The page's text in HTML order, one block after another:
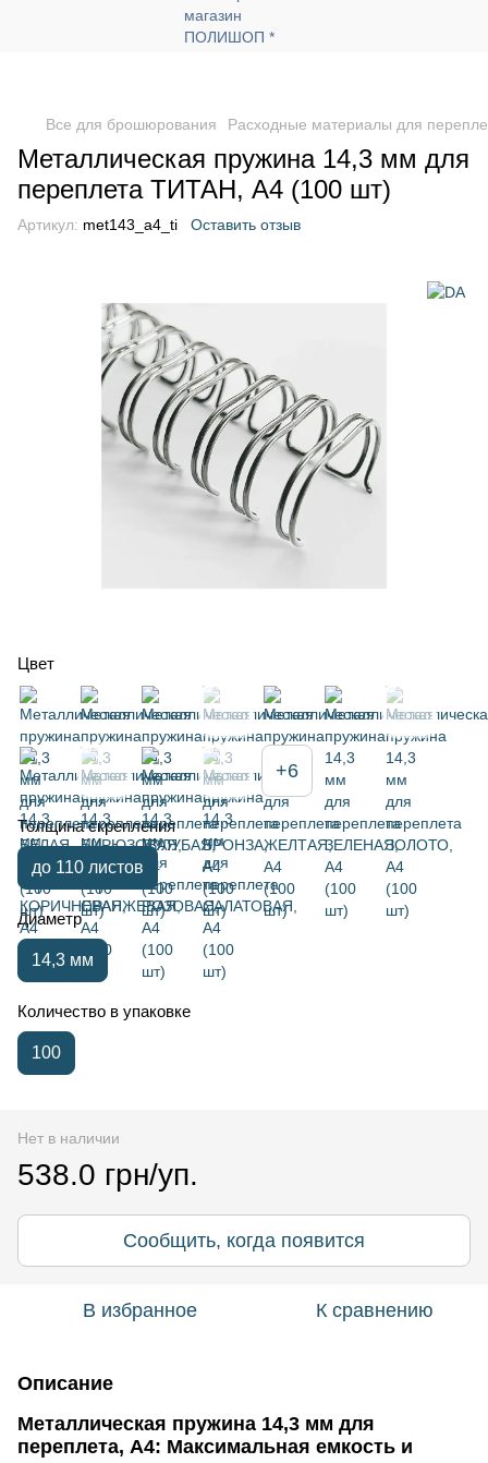
Все для брошюрования Расходные материалы для
Металлическая пружина 14,3 мм для
переплета ТИТАН, А4 (100 шт)
Артикул: met143_a4_ti Оставить отзыв
Цвет
+6
Толщина скрепления
до 110 листов
Диаметр
14,3 мм
Количество в упаковке
100
Нет в наличии
538.0 грн/уп.
Сообщить, когда появится
В избранное К сравнению
Описание
Металлическая пружина 14,3 мм для
переплета, А4: Максимальная емкость и